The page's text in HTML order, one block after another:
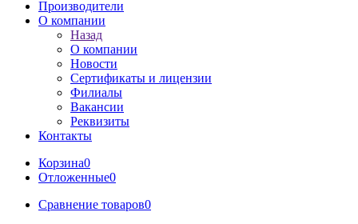
Производители
О компании
Назад
О компании
Новости
Сертификаты и лицензии
Филиалы
Вакансии
Реквизиты
Контакты
Корзина0
Отложенные0
Сравнение товаров0